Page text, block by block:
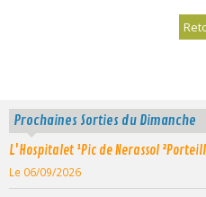
Prochaines Sorties du Dimanche
L'Hospitalet ¹Pic de Nerassol
Le 06/09/2026